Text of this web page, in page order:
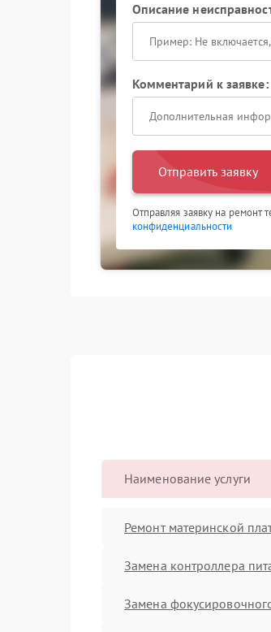
Описание
Комментарий к заявке:
Отправить заявку
Отправляя заявку на ремонт
конфиденциальности
Наименование услуги
Ремонт материнской
Замена контроллера
Замена